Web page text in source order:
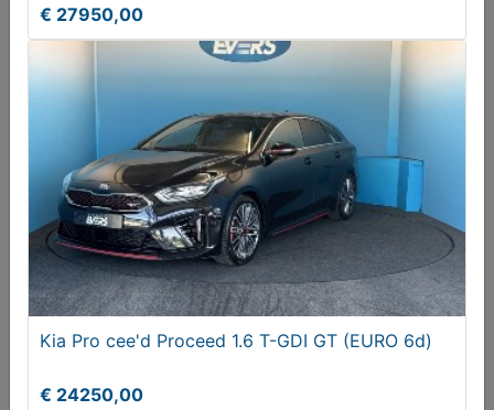
Renault Clio 0.9 TCe Limited
€ 6450,00
€ 27950,00
Kia Pro cee'd Proceed 1.6 T-GDI GT (EURO 6d)
€ 24250,00